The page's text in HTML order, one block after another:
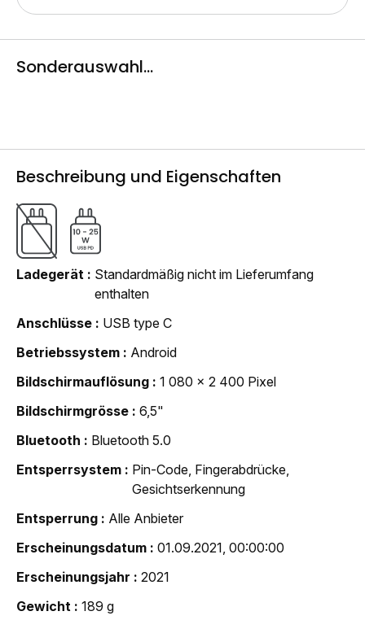
Sonderauswahl...
Beschreibung und Eigenschaften
Ladegerät
Standardmäßig nicht im Lieferumfang
enthalten
Anschlüsse
USB type C
Betriebssystem
Android
Bildschirmauflösung
1 080 x 2 400 Pixel
Bildschirmgrösse
6,5"
Bluetooth
Bluetooth 5.0
Entsperrsystem
Pin-Code, Fingerabdrücke,
Gesichtserkennung
Entsperrung
Alle Anbieter
Erscheinungsdatum
01.09.2021, 00:00:00
Erscheinungsjahr
2021
Gewicht
189 g